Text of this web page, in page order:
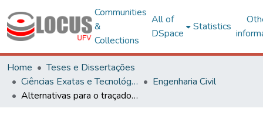
Communities
&
Collections
All of
DSpace
Statistics
Home
Teses e Dissertações
Ciências Exatas e Tecnológicas
Engenharia Civil
Alternativas para o traçado do hiperanel rodoviário da região metropolitana de Belo Horizonte (MG), utilizando rotinas de apoio à decisão em SIG